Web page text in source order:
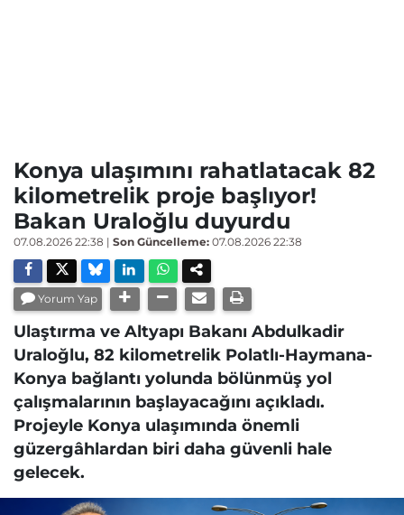
Konya ulaşımını rahatlatacak 82
kilometrelik proje başlıyor!
Bakan Uraloğlu duyurdu
07.08.2026 22:38 | Son Güncelleme: 07.08.2026 22:38
Yorum Yap
Ulaştırma ve Altyapı Bakanı Abdulkadir
Uraloğlu, 82 kilometrelik Polatlı-Haymana-
Konya bağlantı yolunda bölünmüş yol
çalışmalarının başlayacağını açıkladı.
Projeyle Konya ulaşımında önemli
güzergâhlardan biri daha güvenli hale
gelecek.